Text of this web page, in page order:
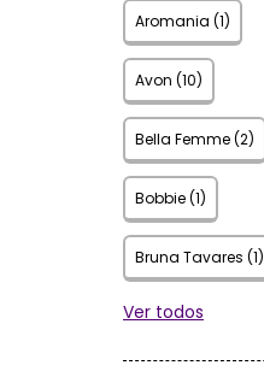
Aromania (1)
Avon (10)
Bella Femme (2)
Bobbie (1)
Bruna Tavares (1)
Ver todos